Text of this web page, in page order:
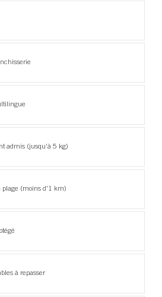
admis (jusqu'à 5 kg)
plage (moins d'1 km)
à repasser